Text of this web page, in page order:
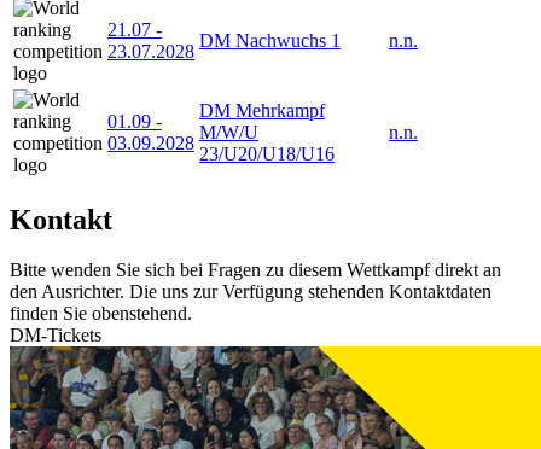
21.07 -
23.07.2028
DM Nachwuchs 1 n.n.
01.09 -
03.09.2028
DM Mehrkampf
M/W/U
23/U20/U18/U16
n.n.
Kontakt
Bitte wenden Sie sich bei Fragen zu diesem Wettkampf direkt an
den Ausrichter. Die uns zur Verfügung stehenden Kontaktdaten
finden Sie obenstehend.
DM-Tickets